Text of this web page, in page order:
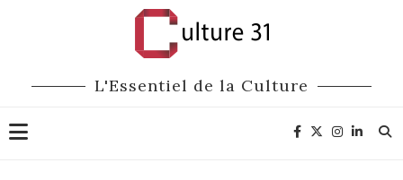
L'Essentiel de la Culture